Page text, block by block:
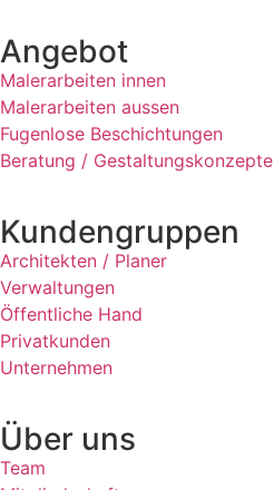
Angebot
Malerarbeiten innen
Malerarbeiten aussen
Fugenlose Beschichtungen
Beratung / Gestaltungskonzepte
Kundengruppen
Architekten / Planer
Verwaltungen
Öffentliche Hand
Privatkunden
Unternehmen
Über uns
Team